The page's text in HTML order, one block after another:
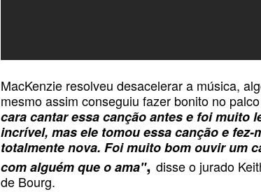
MacKenzie resolveu desacelerar a música,
mesmo assim conseguiu fazer bonito no
cara cantar essa canção antes e foi muito
incrível, mas ele tomou essa canção e fez-
totalmente nova. Foi muito bom ouvir um
com alguém que o ama", disse o jurado
de Bourg.